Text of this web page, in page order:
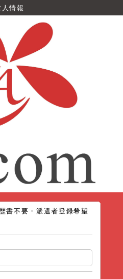
情報
書不要・派遣者登録希望